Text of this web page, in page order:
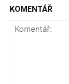
KOMENTÁŘ